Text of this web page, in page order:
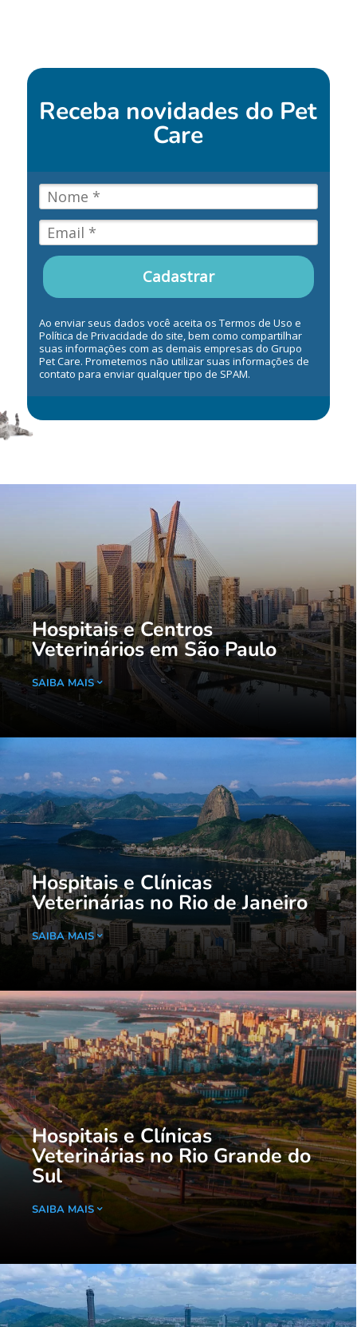
Receba novidades do Pet
Care
Cadastrar
Ao enviar seus dados você aceita os Termos de Uso e
Política de Privacidade do site, bem como compartilhar
suas informações com as demais empresas do Grupo
Pet Care. Prometemos não utilizar suas informações de
contato para enviar qualquer tipo de SPAM.
Hospitais e Centros
Veterinários em São Paulo
SAIBA MAIS
Hospitais e Clínicas
Veterinárias no Rio de Janeiro
SAIBA MAIS
Hospitais e Clínicas
Veterinárias no Rio Grande do
Sul
SAIBA MAIS